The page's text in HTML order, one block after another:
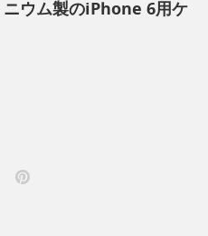
ウム製のiPhone 6用ケ